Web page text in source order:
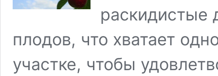
раскидистые
плодов, что хватает
участке, чтобы